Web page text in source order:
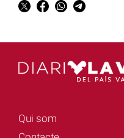
Qui som